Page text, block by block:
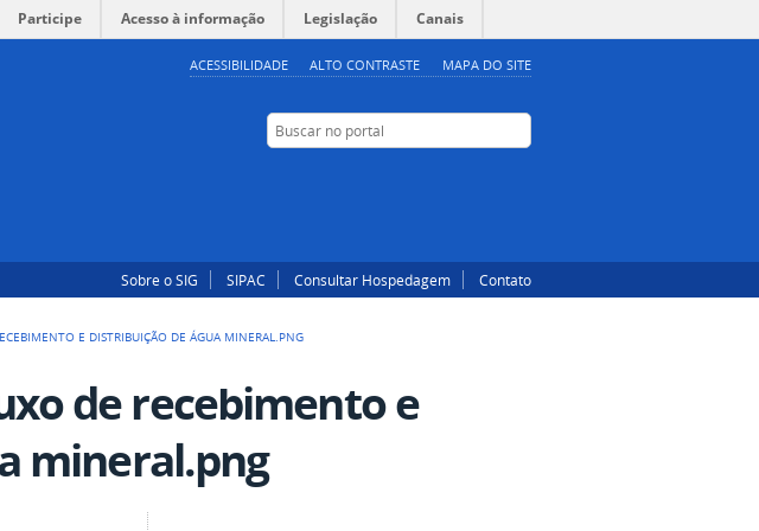
ACESSIBILIDADE ALTO CONTRASTE MAPA DO SITE
Participe Acesso à informação Legislação Canais
Buscar no portal
Sobre o SIG SIPAC Consultar Hospedagem Contato
E DISTRIBUIÇÃO DE ÁGUA MINERAL.PNG
de recebimento e
mineral.png